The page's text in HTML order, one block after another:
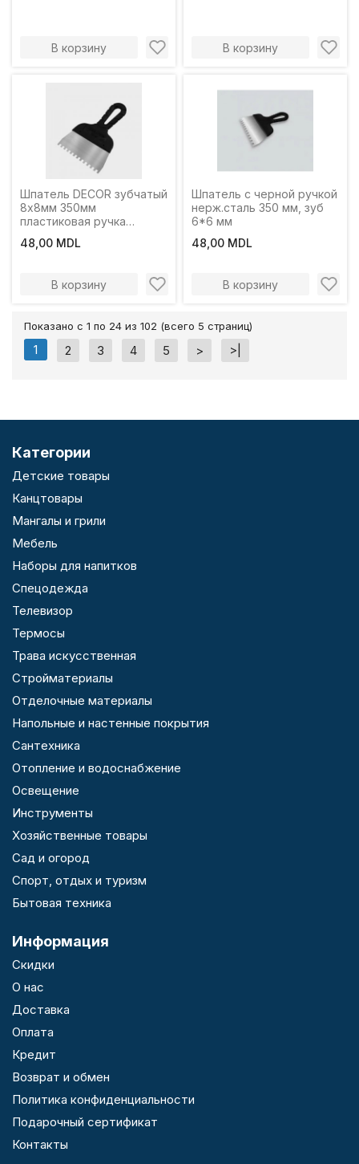
В корзину В корзину
Шпатель DECOR зубчатый
8х8мм 350мм
пластиковая ручка
48,00 MDL
В корзину
Шпатель с черной ручкой
нерж.сталь 350 мм, зуб
6*6 мм
48,00 MDL
В корзину
Показано с 1 по 24 из 102 (всего 5 страниц)
1 2 3 4 5 > >|
Категории
Детские товары
Канцтовары
Мангалы и грили
Мебель
Наборы для напитков
Спецодежда
Телевизор
Термосы
Трава искусственная
Стройматериалы
Отделочные материалы
Напольные и настенные покрытия
Сантехника
Отопление и водоснабжение
Освещение
Инструменты
Хозяйственные товары
Сад и огород
Спорт, отдых и туризм
Бытовая техника
Информация
Скидки
О нас
Доставка
Оплата
Кредит
Возврат и обмен
Политика конфиденциальности
Подарочный сертификат
Контакты